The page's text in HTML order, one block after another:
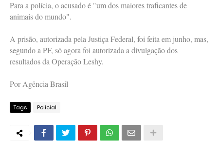
Para a polícia, o acusado é "um dos maiores traficantes de
animais do mundo".
A prisão, autorizada pela Justiça Federal, foi feita em junho, mas,
segundo a PF, só agora foi autorizada a divulgação dos
resultados da Operação Leshy.
Por Agência Brasil
Tags Policial